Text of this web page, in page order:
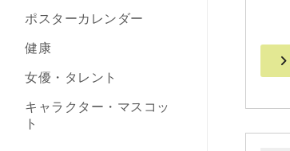
ポスターカレンダー
健康
女優・タレント
キャラクター・マスコッ
ト